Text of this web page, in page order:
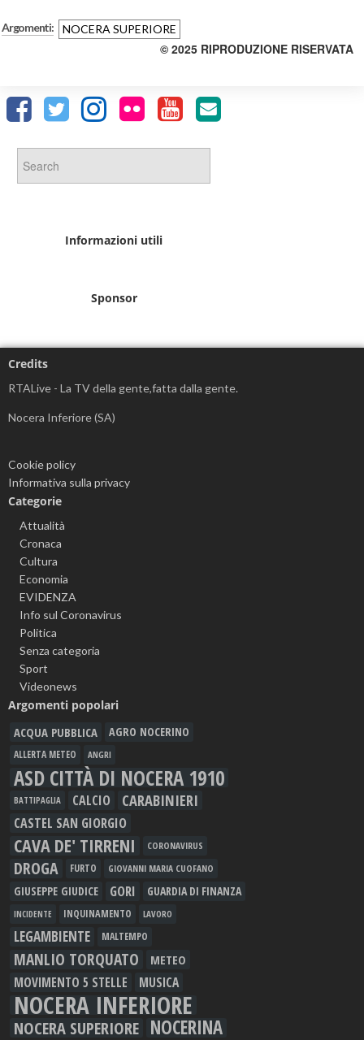
Argomenti: NOCERA SUPERIORE
© 2025 RIPRODUZIONE RISERVATA
Informazioni utili
Sponsor
Credits
RTALive - La TV della gente,fatta dalla gente.
Nocera Inferiore (SA)
Cookie policy
Informativa sulla privacy
Categorie
Attualità
Cronaca
Cultura
Economia
EVIDENZA
Info sul Coronavirus
Politica
Senza categoria
Sport
Videonews
Argomenti popolari
ACQUA PUBBLICA AGRO NOCERINO
ALLERTA METEO ANGRI
ASD CITTÀ DI NOCERA 1910
BATTIPAGLIA CALCIO CARABINIERI
CASTEL SAN GIORGIO
CAVA DE' TIRRENI CORONAVIRUS
DROGA FURTO GIOVANNI MARIA CUOFANO
GIUSEPPE GIUDICE GORI GUARDIA DI FINANZA
INCIDENTE INQUINAMENTO LAVORO
LEGAMBIENTE MALTEMPO
MANLIO TORQUATO METEO
MOVIMENTO 5 STELLE MUSICA
NOCERA INFERIORE
NOCERA SUPERIORE NOCERINA